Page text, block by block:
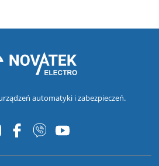
automatyki i zabezpieczeń.